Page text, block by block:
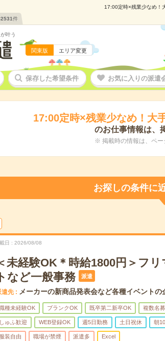
17:00定時×残業少なめ！
件
叶う
関東版 エリア変更
保存した希望条件 お気に入りの派遣
17:00定時×残業少なめ！大
のお仕事情報は、
※ 掲載時の情報は、ペー
お探しの条件に
日 2026/08/08
未経験OK＊時給1800円＞フ
トなど一般事務
派遣
遣先 メーカーの新商品発表会など各種イベント
種未経験OK ブランクOK 既卒第二新卒OK 複数名
しゅふ歓迎 WEB登録OK 週5日勤務 土日祝休 朝
服装自由 職場が禁煙 派遣多 Excel